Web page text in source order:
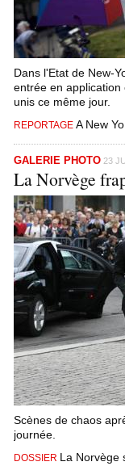
Dans l'Etat de New-
entrée en application
unis ce même jour.
REPORTAGE A New
GALERIE PHOTO 23
La Norvège
Scènes de chaos
journée.
DOSSIER La Norvège